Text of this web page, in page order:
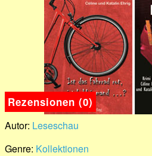
Rezensionen (0)
Autor: Leseschau
Genre: Kollektionen